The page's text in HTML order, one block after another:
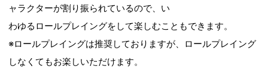
ャラクターが割り振られているので、い
わゆるロールプレイングをして楽しむこともできます。
※ロールプレイングは推奨しておりますが、ロールプレイング
しなくてもお楽しいただけます。